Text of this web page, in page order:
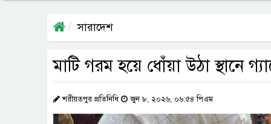
সারাদেশ
মাটি গরম হয়ে ধোঁয়া‌ উঠা স্থানে
শরীয়তপুর প্রতিনিধি জুন ৮, ২০২৬, ০৬:৫৪ পিএম